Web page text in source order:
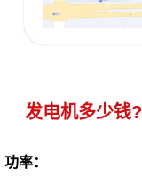
发电机多少钱?
功率：